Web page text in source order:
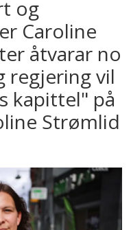
og
Caroline
åtvarar no
regjering vil
kapittel" på
Strømlid